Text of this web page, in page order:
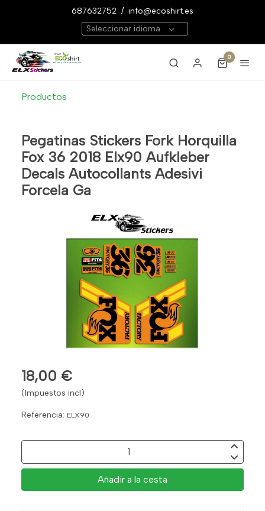
687632752 / info@ecoshirt.es
Seleccionar idioma
0
Productos
Pegatinas Stickers Fork Horquilla
Fox 36 2018 Elx90 Aufkleber
Decals Autocollants Adesivi
Forcela Ga
18,00 €
(Impuestos incl)
Referencia: ELX90
Añadir a la cesta